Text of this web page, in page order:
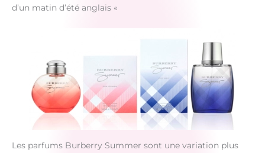
d’un matin d’été anglais «
Les parfums Burberry Summer sont une variation plus